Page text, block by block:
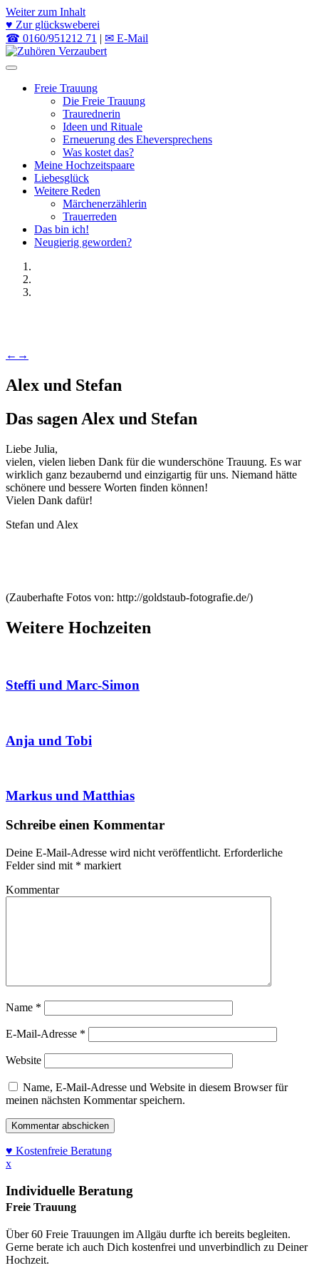
Weiter zum Inhalt
♥ Zur glücksweberei
☎ 0160/951212 71 | ✉ E-Mail
Freie Trauung
Die Freie Trauung
Traurednerin
Ideen und Rituale
Erneuerung des Eheversprechens
Was kostet das?
Meine Hochzeitspaare
Liebesglück
Weitere Reden
Märchenerzählerin
Trauerreden
Das bin ich!
Neugierig geworden?
← →
Alex und Stefan
Das sagen Alex und Stefan
Liebe Julia,
vielen, vielen lieben Dank für die wunderschöne Trauung. Es war
wirklich ganz bezaubernd und einzigartig für uns. Niemand hätte
schönere und bessere Worten finden können!
Vielen Dank dafür!
Stefan und Alex
(Zauberhafte Fotos von: http://goldstaub-fotografie.de/)
Weitere Hochzeiten
Steffi und Marc-Simon
Anja und Tobi
Markus und Matthias
Schreibe einen Kommentar
Deine E-Mail-Adresse wird nicht veröffentlicht. Erforderliche
Felder sind mit * markiert
Kommentar
Name *
E-Mail-Adresse *
Website
Name, E-Mail-Adresse und Website in diesem Browser für
meinen nächsten Kommentar speichern.
♥ Kostenfreie Beratung
x
Individuelle Beratung
Freie Trauung
Über 60 Freie Trauungen im Allgäu durfte ich bereits begleiten.
Gerne berate ich auch Dich kostenfrei und unverbindlich zu Deiner
Hochzeit.